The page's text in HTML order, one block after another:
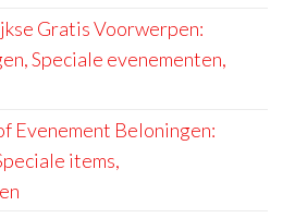
Gratis Voorwerpen:
Speciale evenementen,
Evenement Beloningen:
items,